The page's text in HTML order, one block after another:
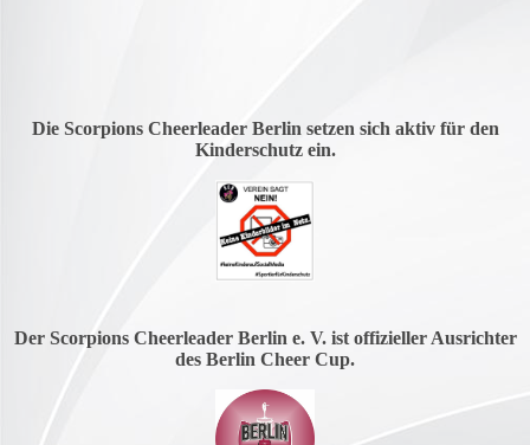
Die Scorpions Cheerleader Berlin setzen sich aktiv für den
Kinderschutz ein.
Der Scorpions Cheerleader Berlin e. V. ist offizieller Ausrichter
des Berlin Cheer Cup.